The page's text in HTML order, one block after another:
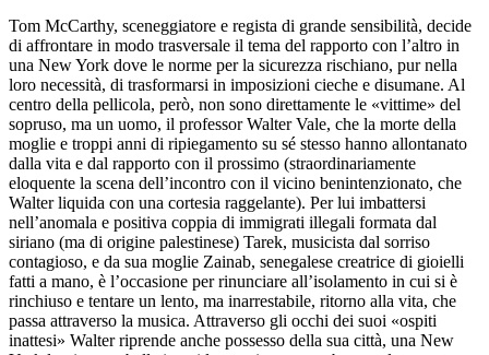
Tom McCarthy, sceneggiatore e regista di grande sensibilità, decide
di affrontare in modo trasversale il tema del rapporto con l’altro in
una New York dove le norme per la sicurezza rischiano, pur nella
loro necessità, di trasformarsi in imposizioni cieche e disumane. Al
centro della pellicola, però, non sono direttamente le «vittime» del
sopruso, ma un uomo, il professor Walter Vale, che la morte della
moglie e troppi anni di ripiegamento su sé stesso hanno allontanato
dalla vita e dal rapporto con il prossimo (straordinariamente
eloquente la scena dell’incontro con il vicino benintenzionato, che
Walter liquida con una cortesia raggelante). Per lui imbattersi
nell’anomala e positiva coppia di immigrati illegali formata dal
siriano (ma di origine palestinese) Tarek, musicista dal sorriso
contagioso, e da sua moglie Zainab, senegalese creatrice di gioielli
fatti a mano, è l’occasione per rinunciare all’isolamento in cui si è
rinchiuso e tentare un lento, ma inarrestabile, ritorno alla vita, che
passa attraverso la musica. Attraverso gli occhi dei suoi «ospiti
inattesi» Walter riprende anche possesso della sua città, una New